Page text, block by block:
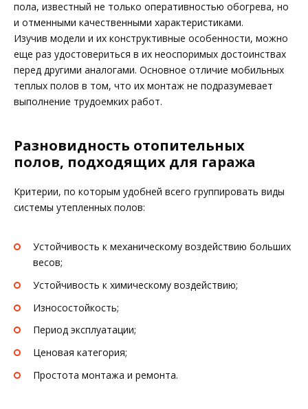
пола, известный не только оперативностью обогрева, но
и отменными качественными характеристиками.
Изучив модели и их конструктивные особенности, можно
еще раз удостовериться в их неоспоримых достоинствах
перед другими аналогами. Основное отличие мобильных
теплых полов в том, что их монтаж не подразумевает
выполнение трудоемких работ.
Разновидность отопительных
полов, подходящих для гаража
Критерии, по которым удобней всего группировать виды
системы утепленных полов:
Устойчивость к механическому воздействию больших
весов;
Устойчивость к химическому воздействию;
Износостойкость;
Период эксплуатации;
Ценовая категория;
Простота монтажа и ремонта.